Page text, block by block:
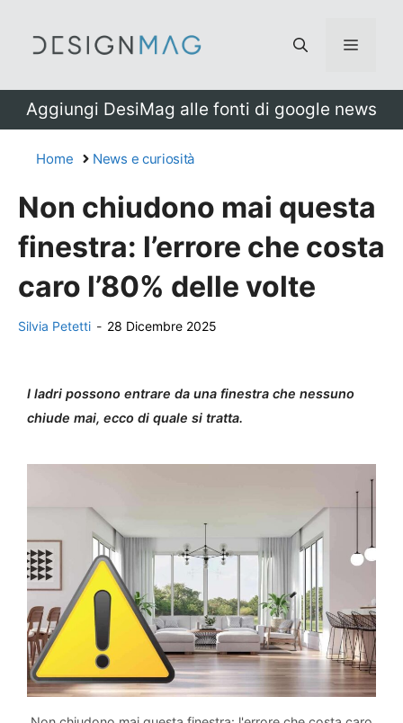
Menu
Aggiungi DesiMag alle fonti di google news
Home News e curiosità
Non chiudono mai questa
finestra: l’errore che costa
caro l’80% delle volte
Silvia Petetti - 28 Dicembre 2025
I ladri possono entrare da una finestra che nessuno
chiude mai, ecco di quale si tratta.